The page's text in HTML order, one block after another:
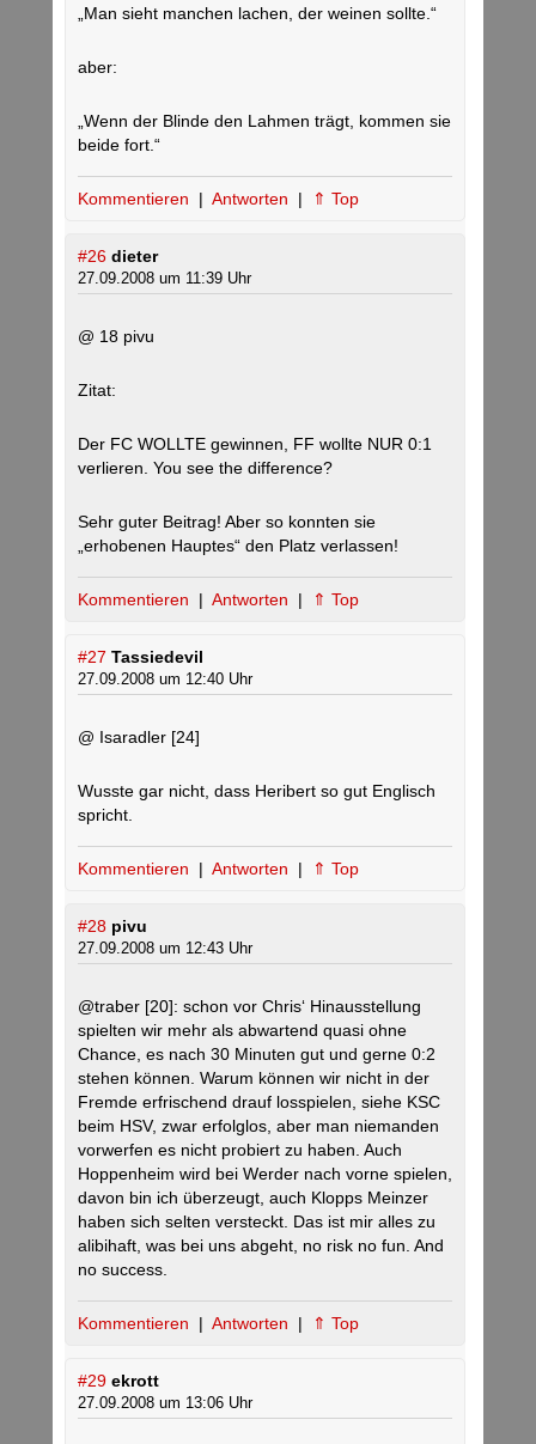
„Man sieht manchen lachen, der weinen sollte.“
aber:
„Wenn der Blinde den Lahmen trägt, kommen sie
beide fort.“
Kommentieren | Antworten | ⇑ Top
#26 dieter
27.09.2008 um 11:39 Uhr
@ 18 pivu
Zitat:
Der FC WOLLTE gewinnen, FF wollte NUR 0:1
verlieren. You see the difference?
Sehr guter Beitrag! Aber so konnten sie
„erhobenen Hauptes“ den Platz verlassen!
Kommentieren | Antworten | ⇑ Top
#27 Tassiedevil
27.09.2008 um 12:40 Uhr
@ Isaradler [24]
Wusste gar nicht, dass Heribert so gut Englisch
spricht.
Kommentieren | Antworten | ⇑ Top
#28 pivu
27.09.2008 um 12:43 Uhr
@traber [20]: schon vor Chris‘ Hinausstellung
spielten wir mehr als abwartend quasi ohne
Chance, es nach 30 Minuten gut und gerne 0:2
stehen können. Warum können wir nicht in der
Fremde erfrischend drauf losspielen, siehe KSC
beim HSV, zwar erfolglos, aber man niemanden
vorwerfen es nicht probiert zu haben. Auch
Hoppenheim wird bei Werder nach vorne spielen,
davon bin ich überzeugt, auch Klopps Meinzer
haben sich selten versteckt. Das ist mir alles zu
alibihaft, was bei uns abgeht, no risk no fun. And
no success.
Kommentieren | Antworten | ⇑ Top
#29 ekrott
27.09.2008 um 13:06 Uhr